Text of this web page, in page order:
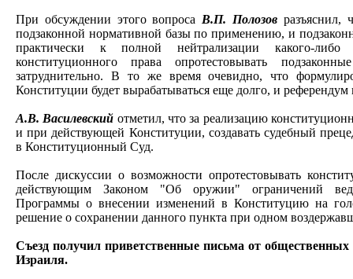
При обсуждении этого вопроса В.П. Полозов разъяснил,
подзаконной нормативной базы по применению, и
практически к полной нейтрализации какого-
конституционного права опротестовывать
затруднительно. В то же время очевидно, что
Конституции будет вырабатываться еще долго, и референдум
А.В. Василевский отметил, что за реализацию
и при действующей Конституции, создавать судебный
в Конституционный Суд.
После дискуссии о возможности опротестовывать
действующим Законом "Об оружии" ограничений
Программы о внесении изменений в Конституцию на
решение о сохранении данного пункта при одном
Съезд получил приветственные письма от
Израиля.